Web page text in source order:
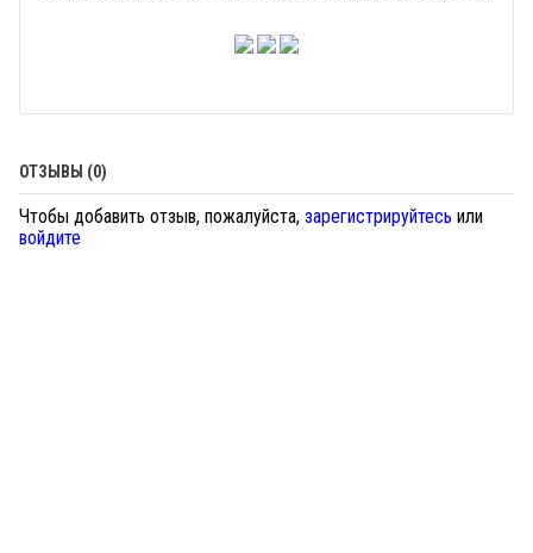
ОТЗЫВЫ (0)
Чтобы добавить отзыв, пожалуйста, зарегистрируйтесь или
войдите